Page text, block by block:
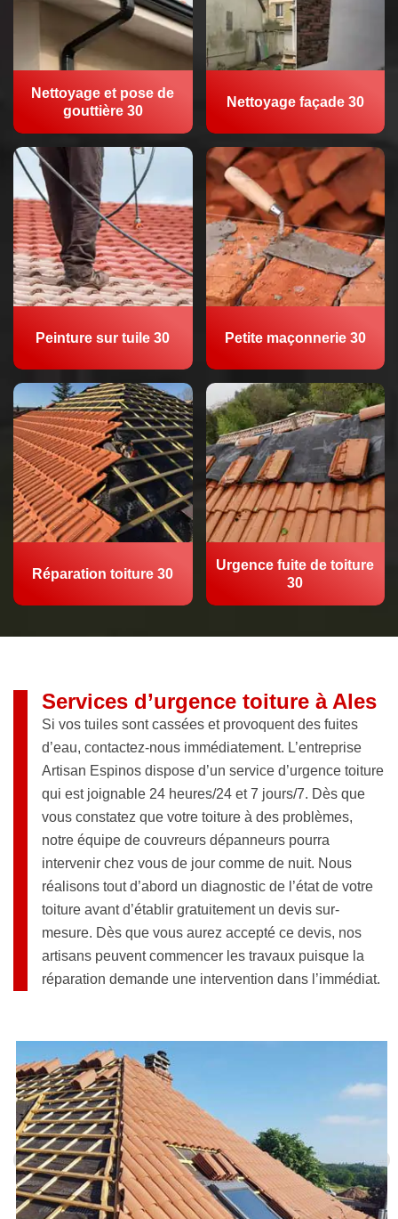
Nettoyage et pose de
gouttière 30
Nettoyage façade 30
Peinture sur tuile 30 Petite maçonnerie 30
Réparation toiture 30
Urgence fuite de toiture
30
Services d’urgence toiture à Ales
Si vos tuiles sont cassées et provoquent des fuites
d’eau, contactez-nous immédiatement. L’entreprise
Artisan Espinos dispose d’un service d’urgence toiture
qui est joignable 24 heures/24 et 7 jours/7. Dès que
vous constatez que votre toiture à des problèmes,
notre équipe de couvreurs dépanneurs pourra
intervenir chez vous de jour comme de nuit. Nous
réalisons tout d’abord un diagnostic de l’état de votre
toiture avant d’établir gratuitement un devis sur-
mesure. Dès que vous aurez accepté ce devis, nos
artisans peuvent commencer les travaux puisque la
réparation demande une intervention dans l’immédiat.